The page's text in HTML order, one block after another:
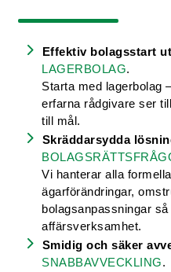
Effektiv bolagsstart
LAGERBOLAG.
Starta med lagerbolag
erfarna rådgivare ser
till mål.
Skräddarsydda
Vi hanterar alla
ägarförändringar,
bolagsanpassningar
affärsverksamhet.
Smidig och säker
SNABBAVVECKLING.